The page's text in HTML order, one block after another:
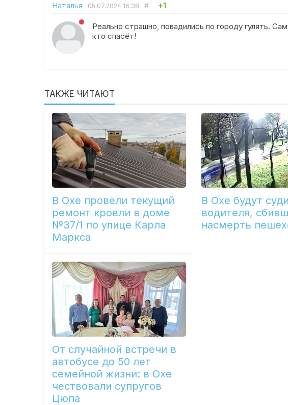
Наталья 05.07.2024 16:38 # +1
Реально страшно, повадились по городу гулять.
кто спасёт!
ТАКЖЕ ЧИТАЮТ
В Охе провели текущий
ремонт кровли в доме
№37/1 по улице Карла
Маркса
В Охе будут
водителя,
насмерть
От случайной встречи в
автобусе до 50 лет
семейной жизни: в Охе
чествовали супругов
Цюпа